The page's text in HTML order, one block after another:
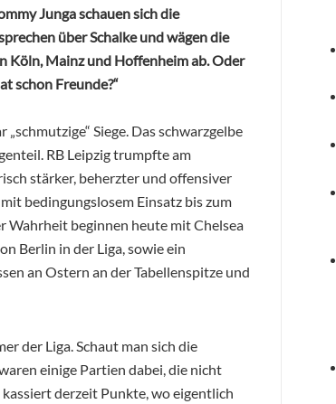
Junga schauen sich die
über Schalke und wägen die
Köln, Mainz und Hoffenheim ab. Oder
schon Freunde?“
Siege. Das schwarzgelbe
RB Leipzig trumpfte am
stärker, beherzter und offensiver
bedingungslosem Einsatz bis zum
Wahrheit beginnen heute mit Chelsea
Berlin in der Liga, sowie ein
an Ostern an der Tabellenspitze und
der Liga. Schaut man sich die
einige Partien dabei, die nicht
derzeit Punkte, wo eigentlich